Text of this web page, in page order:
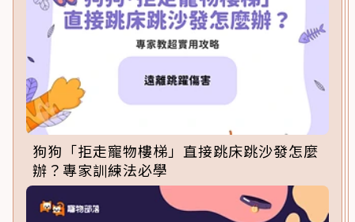
狗狗「拒走寵物樓梯」直接跳床跳沙發怎麼
辦？專家訓練法必學